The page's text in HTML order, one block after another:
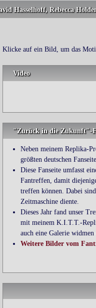
Hasselhoff, Rebecca
Klicke auf ein Bild, um das
Video
"Zurück in die Zukunft"-
Neben meinem Replika-
größten deutschen
Diese Fanseite umfasst
Fantreffen, damit
treffen können. Dabei
Zeitmaschine diente.
Dieses Jahr fand unser
mit meinem K.I.T.T.-
auch eine Galerie widmen
Weitere Bilder vom